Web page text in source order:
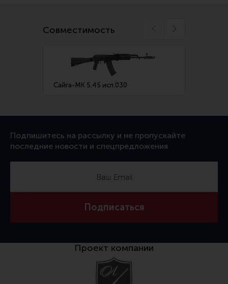
Линия Огня Медиа
Мероприятия
Совместимость
Сайга-МК 5.45 исп.030
Подпишитесь на рассылку и не пропускайте
последние новости и спецпредложения
Подписаться
Проект компании